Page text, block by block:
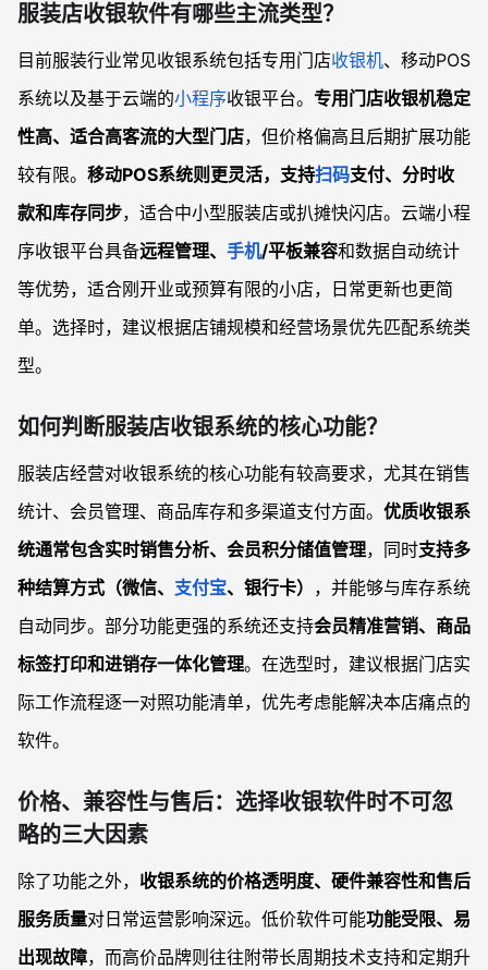
服装店收银软件有哪些主流类型？
目前服装行业常见收银系统包括专用门店收银机、移动POS
系统以及基于云端的小程序收银平台。 专用门店收银机稳定
性高、适合高客流的大型门店，但价格偏高且后期扩展功能
较有限。 移动POS系统则更灵活，支持扫码支付、分时收
款和库存同步，适合中小型服装店或扒摊快闪店。云端小程
序收银平台具备远程管理、 手机/平板兼容和数据自动统计
等优势，适合刚开业或预算有限的小店，日常更新也更简
单。选择时，建议根据店铺规模和经营场景优先匹配系统类
型。
如何判断服装店收银系统的核心功能？
服装店经营对收银系统的核心功能有较高要求，尤其在销售
统计、会员管理、商品库存和多渠道支付方面。 优质收银系
统通常包含实时销售分析、会员积分储值管理，同时支持多
种结算方式（微信、 支付宝、银行卡） ，并能够与库存系统
自动同步。部分功能更强的系统还支持会员精准营销、商品
标签打印和进销存一体化管理。在选型时，建议根据门店实
际工作流程逐一对照功能清单，优先考虑能解决本店痛点的
软件。
价格、兼容性与售后：选择收银软件时不可忽
略的三大因素
除了功能之外， 收银系统的价格透明度、硬件兼容性和售后
服务质量对日常运营影响深远。低价软件可能功能受限、易
出现故障，而高价品牌则往往附带长周期技术支持和定期升